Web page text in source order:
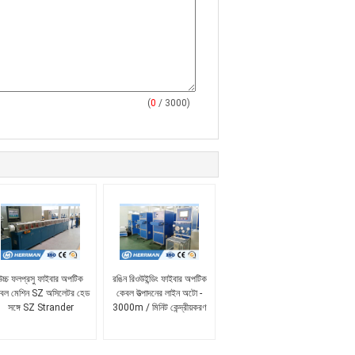
(0 / 3000)
ফলপ্রসু ফাইবার অপটিক
মেশিন SZ অসিলেটর হেড
সঙ্গে SZ Strander
রঙিন রিওউইন্ডিং ফাইবার অপটিক
কেবল উত্পাদনের লাইন অটো -
3000m / মিনিট কেন্দ্রীয়করণ